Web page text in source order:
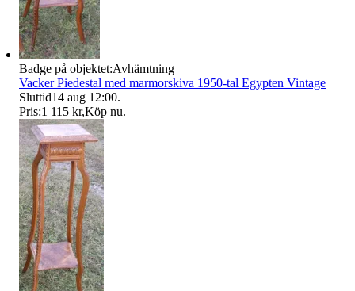
Badge på objektet:Avhämtning
Vacker Piedestal med marmorskiva 1950-tal Egypten Vintage
Sluttid14 aug 12:00.
Pris:1 115 kr,Köp nu.